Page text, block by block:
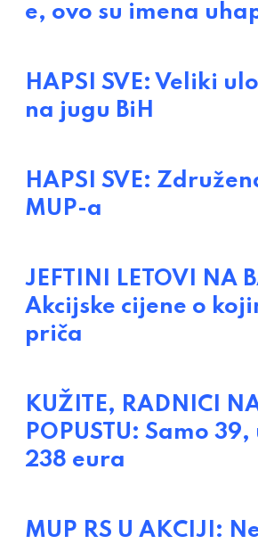
e, ovo su imena
HAPSI SVE: Veliki
na jugu BiH
HAPSI SVE:
MUP-a
JEFTINI LETOVI NA
Akcijske cijene o
priča
KUŽITE, RADNICI
POPUSTU: Samo
238 eura
MUP RS U AKCIJI: